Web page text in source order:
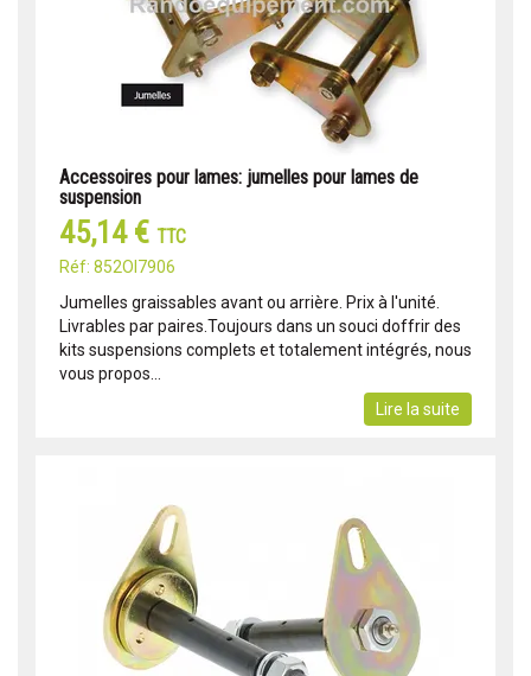
Accessoires pour lames: jumelles pour lames de
suspension
45,14 € TTC
Réf: 852OI7906
Jumelles graissables avant ou arrière. Prix à l'unité.
Livrables par paires.Toujours dans un souci doffrir des
kits suspensions complets et totalement intégrés, nous
vous propos...
Lire la suite